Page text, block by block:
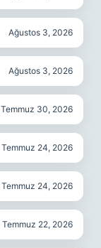
Ağustos 3, 2026
Ağustos 3, 2026
Temmuz 30, 2026
Temmuz 24, 2026
Temmuz 24, 2026
Temmuz 22, 2026